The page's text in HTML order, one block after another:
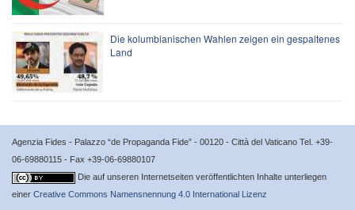
Die kolumbianischen Wahlen zeigen ein gespaltenes
Land
Agenzia Fides - Palazzo “de Propaganda Fide” - 00120 - Città del Vaticano Tel. +39-
06-69880115 - Fax +39-06-69880107
Die auf unseren Internetseiten veröffentlichten Inhalte unterliegen
einer Creative Commons Namensnennung 4.0 International Lizenz